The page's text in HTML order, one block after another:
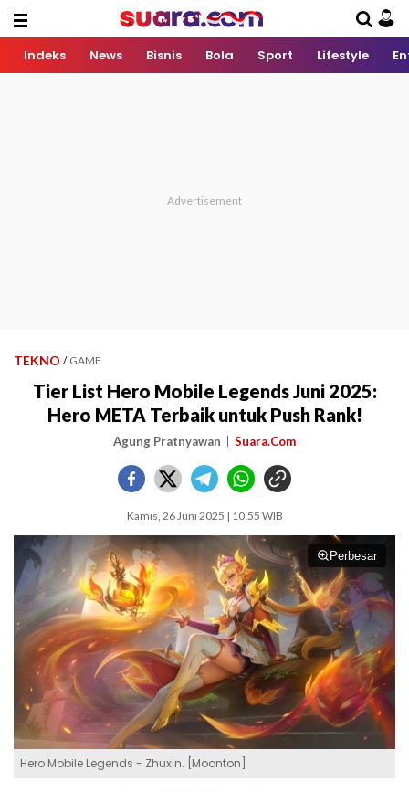
Indeks News Bisnis Bola Sport Lifestyle
TEKNO / GAME
Tier List Hero Mobile Legends Juni 2025:
Hero META Terbaik untuk Push Rank!
Agung Pratnyawan Suara.Com
Kamis, 26 Juni 2025 | 10:55 WIB
Perbesar
Hero Mobile Legends - Zhuxin. [Moonton]